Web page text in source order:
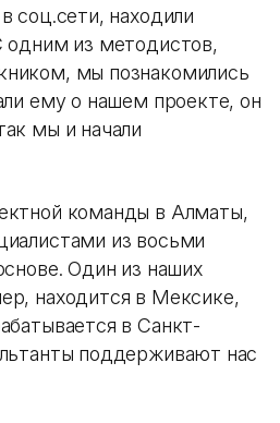
соц.сети, находили
одним из методистов,
мы познакомились
ему о нашем проекте, он
мы и начали
команды в Алматы,
из восьми
Один из наших
находится в Мексике,
в Санкт-
поддерживают нас